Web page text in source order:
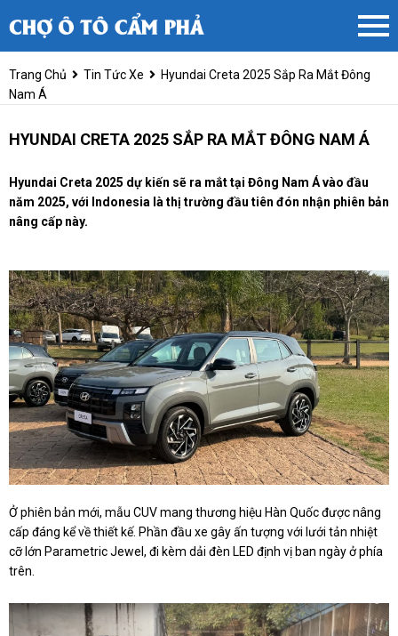
Trang Chủ Tin Tức Xe
Hyundai Creta 2025 Sắp Ra Mắt Đông
Nam Á
HYUNDAI CRETA 2025 SẮP RA MẮT ĐÔNG NAM Á
Hyundai Creta 2025 dự kiến sẽ ra mắt tại Đông Nam Á vào đầu
năm 2025, với Indonesia là thị trường đầu tiên đón nhận phiên bản
nâng cấp này.
Ở phiên bản mới, mẫu CUV mang thương hiệu Hàn Quốc được nâng
cấp đáng kể về thiết kế. Phần đầu xe gây ấn tượng với lưới tản nhiệt
cỡ lớn Parametric Jewel, đi kèm dải đèn LED định vị ban ngày ở phía
trên.